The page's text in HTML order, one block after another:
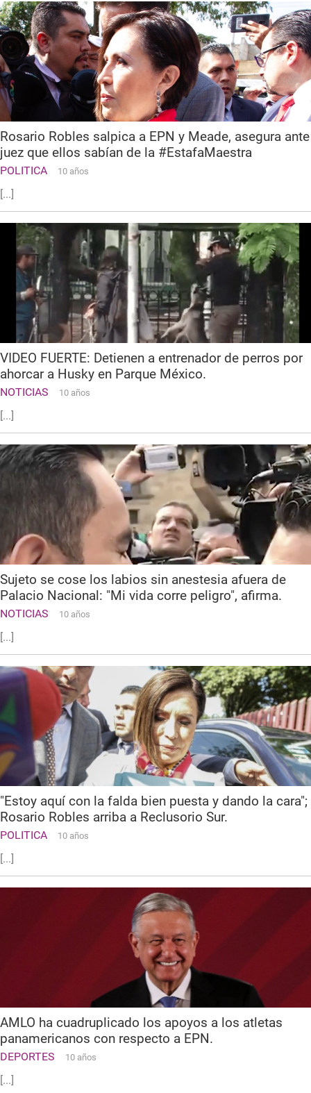
Rosario Robles salpica a EPN y Meade, asegura ante
juez que ellos sabían de la #EstafaMaestra
POLITICA 10 años
[...]
VIDEO FUERTE: Detienen a entrenador de perros por
ahorcar a Husky en Parque México.
NOTICIAS 10 años
[...]
Sujeto se cose los labios sin anestesia afuera de
Palacio Nacional: "Mi vida corre peligro", afirma.
NOTICIAS 10 años
[...]
"Estoy aquí con la falda bien puesta y dando la cara";
Rosario Robles arriba a Reclusorio Sur.
POLITICA 10 años
[...]
AMLO ha cuadruplicado los apoyos a los atletas
panamericanos con respecto a EPN.
DEPORTES 10 años
[...]